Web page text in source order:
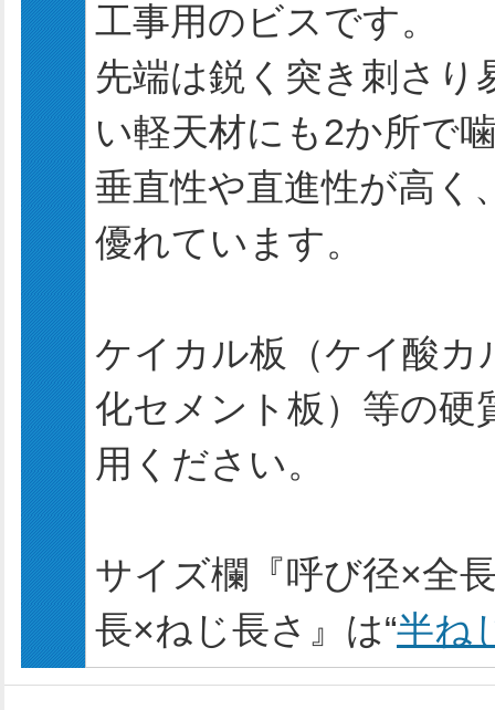
工事用のビスです。
先端は鋭く突き刺さり
い軽天材にも2か所で
垂直性や直進性が高く
優れています。
ケイカル板（ケイ酸カ
化セメント板）等の硬
用ください。
サイズ欄『呼び径×全
長×ねじ長さ』は“半ね